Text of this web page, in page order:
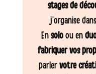
stages de
j’organise dans
Ensolo ou en
fabriquer vos
parlervotre